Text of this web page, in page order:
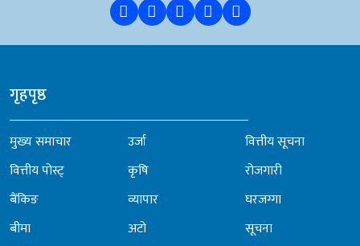
गृहपृष्ठ
मुख्य समाचार
वित्तीय पोस्ट्
बैंकिङ
बीमा
उर्जा
कृषि
व्यापार
अटो
वित्तीय सूचना
रोजगारी
घरजग्गा
सूचना